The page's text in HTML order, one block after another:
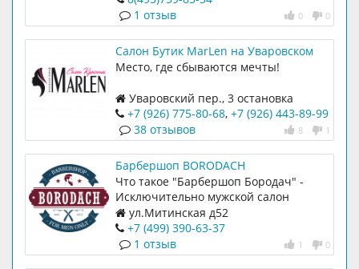
0 0
1 отзыв
Салон Бутик MarLen на Уваровском
переулке
Место, где сбываются мечты!
Уваровский пер., 3 остановка
Бассейн, вход со двора
+7 (926) 775-80-68, +7 (926) 443-89-99
8 1
38 отзывов
Барбершоп BORODACH
Что такое "Барбершоп Бородач" -
Исключительно мужской салон
профессионального бритья и стрижки
с приятной атмосферой,
интересными людьми и
превосходным сервисом.
ул.Митинская д52
+7 (499) 390-63-37
1 0
1 отзыв